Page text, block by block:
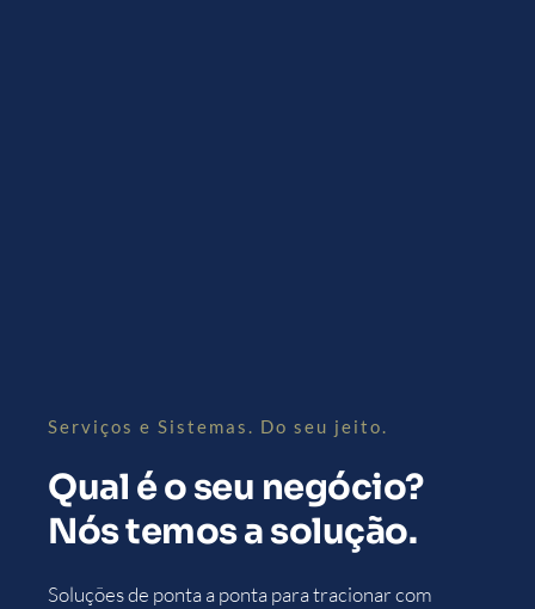
Serviços e Sistemas. Do seu jeito.
Qual é o seu negócio?
Nós temos a solução.
Soluções de ponta a ponta para tracionar com